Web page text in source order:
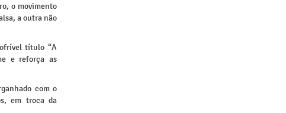
o movimento
a outra não
título “A
e reforça as
com o
em troca da